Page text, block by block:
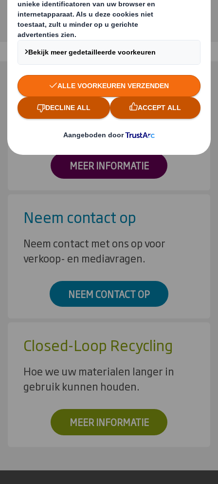
Duurzaamheid
Onze duurzaamheidsreferenties.
MEER INFORMATIE
Neem contact op
Neem contact met ons op voor
verkoop- en mediavragen.
NEEM CONTACT OP
Closed-Loop Recycling
Hoe we uw materialen langer in
gebruik kunnen houden.
MEER INFORMATIE